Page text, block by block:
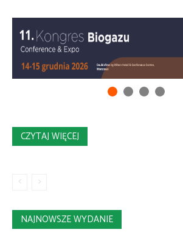
CZYTAJ WIĘCEJ
NAJNOWSZE WYDANIE